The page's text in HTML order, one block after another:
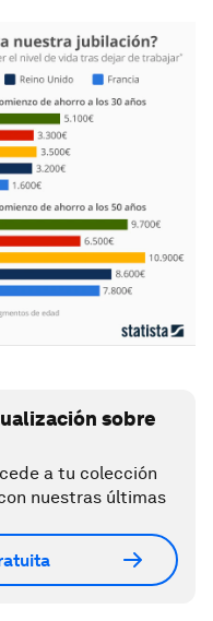
sobre
a tu colección
nuestras últimas